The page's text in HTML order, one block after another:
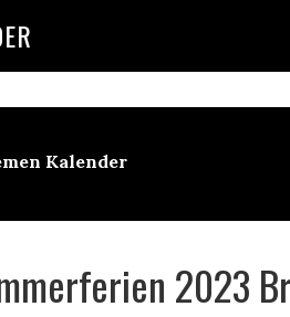
Kalender
2023